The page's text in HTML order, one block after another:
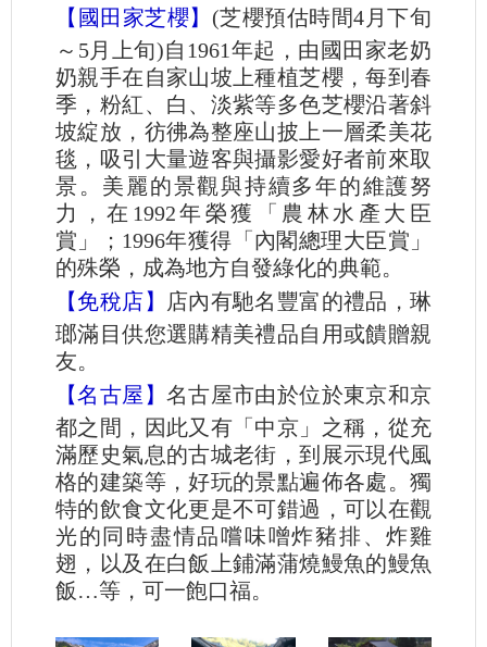
【國田家芝櫻】 (芝櫻預估時間4月下旬
～5月上旬)自1961年起，由國田家老奶
奶親手在自家山坡上種植芝櫻，每到春
季，粉紅、白、淡紫等多色芝櫻沿著斜
坡綻放，彷彿為整座山披上一層柔美花
毯，吸引大量遊客與攝影愛好者前來取
景。美麗的景觀與持續多年的維護努
力，在1992年榮獲「農林水產大臣
賞」；1996年獲得「內閣總理大臣賞」
的殊榮，成為地方自發綠化的典範。
【免稅店】
店內有馳名豐富的禮品，琳
瑯滿目供您選購精美禮品自用或饋贈親
友。
【名古屋】 名古屋市由於位於東京和京
都之間，因此又有「中京」之稱，從充
滿歷史氣息的古城老街，到展示現代風
格的建築等，好玩的景點遍佈各處。獨
特的飲食文化更是不可錯過，可以在觀
光的同時盡情品嚐味噌炸豬排、炸雞
翅，以及在白飯上鋪滿蒲燒鰻魚的鰻魚
飯…等，可一飽口福。